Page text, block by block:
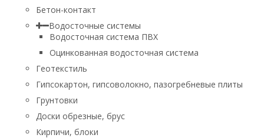
Бетон-контакт
Водосточные системы
Водосточная система ПВХ
Оцинкованная водосточная система
Геотекстиль
Гипсокартон, гипсоволокно, пазогребневые плиты
Грунтовки
Доски обрезные, брус
Кирпичи, блоки